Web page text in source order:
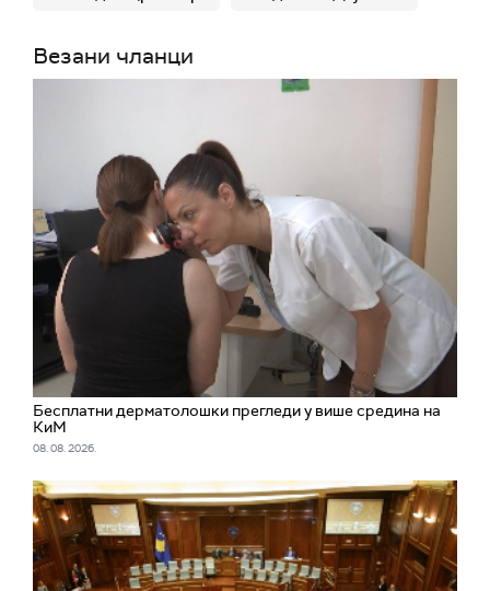
Везани чланци
Бесплатни дерматолошки прегледи у више средина на
КиМ
08. 08. 2026.